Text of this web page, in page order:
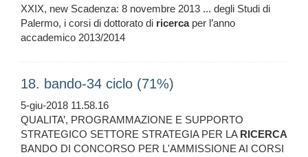
XXIX, new Scadenza: 8 novembre 2013 ... degli Studi di
Palermo, i corsi di dottorato di ricercaper l’anno
accademico 2013/2014
18. bando-34 ciclo (71%)
5-giu-2018 11.58.16
QUALITA’, PROGRAMMAZIONE E SUPPORTO
STRATEGICO SETTORE STRATEGIA PER LA RICERCA
BANDO DI CONCORSO PER L'AMMISSIONE AI CORSI